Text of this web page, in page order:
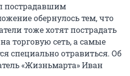
пострадавшим
обернулось тем, что
тоже хотят пострадать
торговую сеть, а самые
специально отравиться. Об
«Жизньмарта» Иван